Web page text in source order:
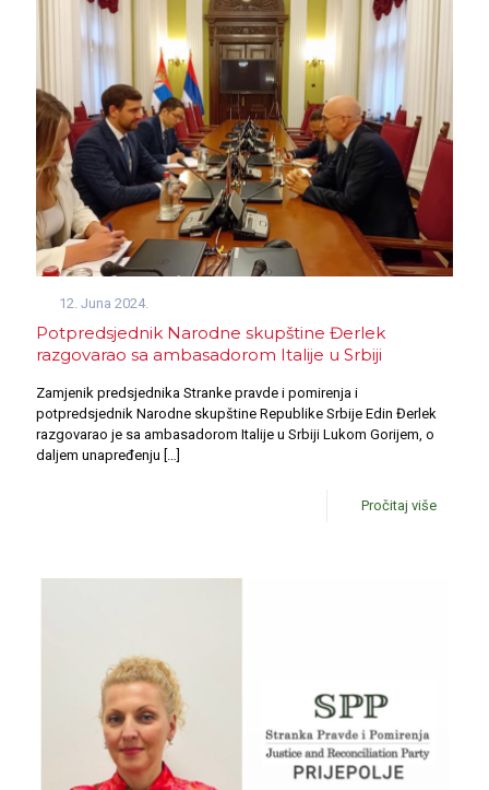
12. Juna 2024.
Potpredsjednik Narodne skupštine Đerlek
razgovarao sa ambasadorom Italije u Srbiji
Zamjenik predsjednika Stranke pravde i pomirenja i
potpredsjednik Narodne skupštine Republike Srbije Edin Đerlek
razgovarao je sa ambasadorom Italije u Srbiji Lukom Gorijem, o
daljem unapređenju
Pročitaj više